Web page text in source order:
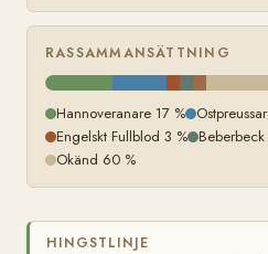
RASSAMMANSÄTTNING
Hannoveranare 17 %
Engelskt Fullblod 3 %
Okänd 60 %
HINGSTLINJE